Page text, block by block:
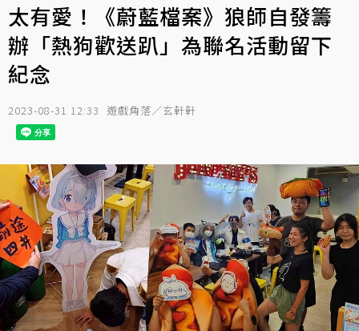
太有愛！《蔚藍檔案》狼師自發籌
辦「熱狗歡送趴」為聯名活動留下
紀念
2023-08-31 12:33 遊戲角落／玄軒軒